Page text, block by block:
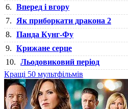
6. Вперед і вгору
7.
Як приборкати дракона 2
8. Панда Кунг-Фу
9. Крижане серце
10. Льодовиковий період
Кращі 50 мультфільмів